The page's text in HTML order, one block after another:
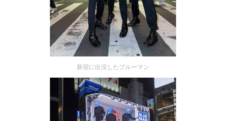
新宿に出没したブルーマン